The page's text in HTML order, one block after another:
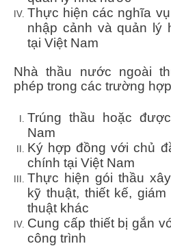
Thực hiện các nghĩa
nhập cảnh và quản lý
tại Việt Nam
Nhà thầu nước ngoài
phép trong các trường
Trúng thầu hoặc
Nam
Ký hợp đồng với chủ
chính tại Việt Nam
Thực hiện gói thầu
kỹ thuật, thiết kế,
thuật khác
Cung cấp thiết bị gắn
công trình